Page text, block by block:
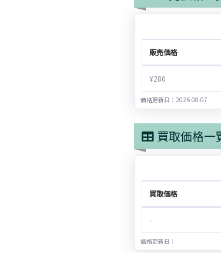
販売価格
¥280
価格更新日：2026-08-07
買取価格一
買取価格
-
価格更新日：